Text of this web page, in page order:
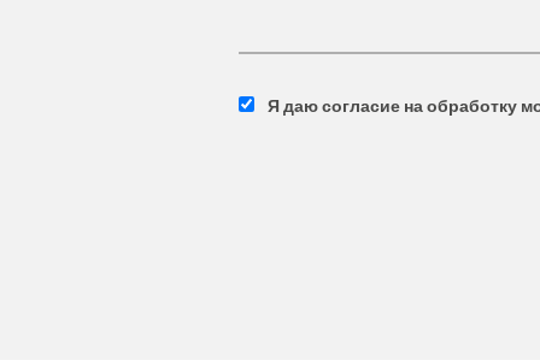
Я даю согласие на обработку